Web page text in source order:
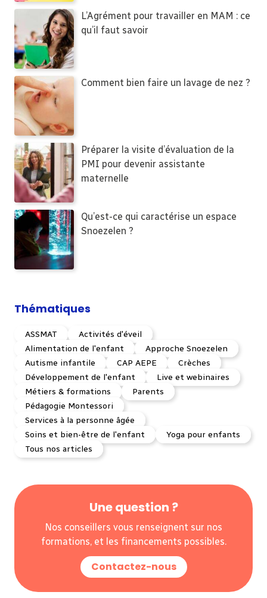
L’Agrément pour travailler en MAM : ce
qu’il faut savoir
Comment bien faire un lavage de nez ?
Préparer la visite d’évaluation de la
PMI pour devenir assistante
maternelle
Qu’est-ce qui caractérise un espace
Snoezelen ?
Thématiques
ASSMAT
Activités d'éveil
Alimentation de l'enfant
Approche Snoezelen
Autisme infantile
CAP AEPE
Crèches
Développement de l'enfant
Live et webinaires
Métiers & formations
Parents
Pédagogie Montessori
Services à la personne âgée
Soins et bien-être de l'enfant
Yoga pour enfants
Tous nos articles
Une question ?
Nos conseillers vous renseignent sur nos
formations, et les financements possibles.
Contactez-nous